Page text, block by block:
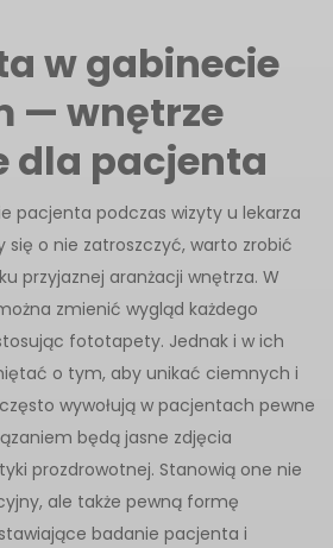
w gabinecie
— wnętrze
dla pacjenta
pacjenta podczas wizyty u lekarza
się o nie zatroszczyć, warto zrobić
przyjaznej aranżacji wnętrza. W
zmienić wygląd każdego
fototapety. Jednak i w ich
o tym, aby unikać ciemnych i
wywołują w pacjentach pewne
będą jasne zdjęcia
prozdrowotnej. Stanowią one nie
ale także pewną formę
badanie pacjenta i